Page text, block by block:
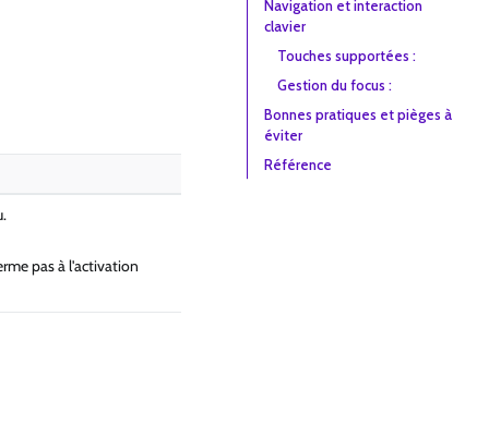
pas à l'activation
Navigation et interaction
clavier
Touches supportées :
Gestion du focus :
Bonnes pratiques et pièges à
éviter
Référence